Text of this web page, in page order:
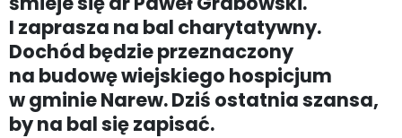
I zaprasza na bal charytatywny.
Dochód będzie przeznaczony
na budowę wiejskiego hospicjum
w gminie Narew. Dziś ostatnia szansa,
by na bal się zapisać.